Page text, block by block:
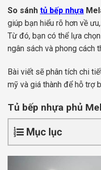
So sánh tủ bếp nhựa
giúp bạn hiểu rõ hơn về
Từ đó, bạn có thể lựa
ngân sách và phong cách
Bài viết sẽ phân tích chi
mỹ và giá thành để hỗ trợ
Tủ bếp nhựa phủ
Mục lục